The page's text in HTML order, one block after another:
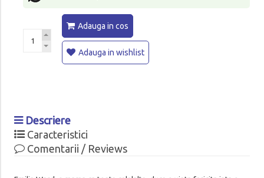
Adauga in cos
Adauga in wishlist
Descriere
Caracteristici
Comentarii / Reviews